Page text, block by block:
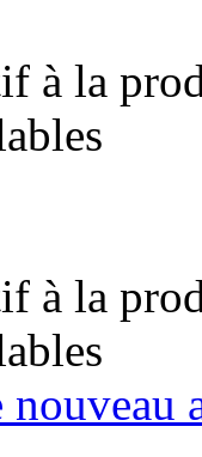
à la
à la